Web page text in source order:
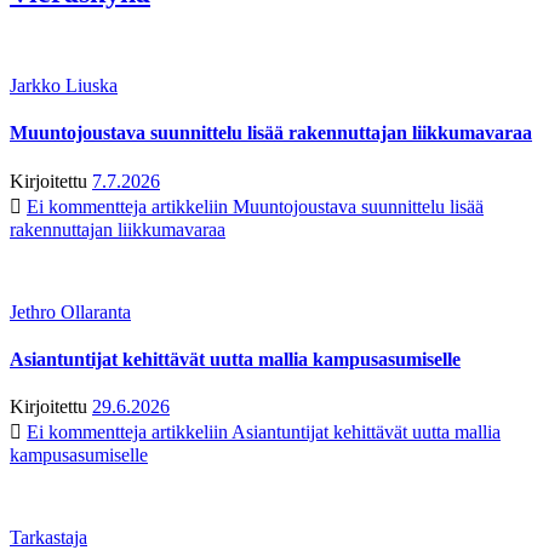
Jarkko Liuska
Muuntojoustava suunnittelu lisää rakennuttajan liikkumavaraa
Kirjoitettu 7.7.2026
Ei kommentteja artikkeliin Muuntojoustava suunnittelu lisää
rakennuttajan liikkumavaraa
Jethro Ollaranta
Asiantuntijat kehittävät uutta mallia kampusasumiselle
Kirjoitettu 29.6.2026
Ei kommentteja artikkeliin Asiantuntijat kehittävät uutta mallia
kampusasumiselle
Tarkastaja